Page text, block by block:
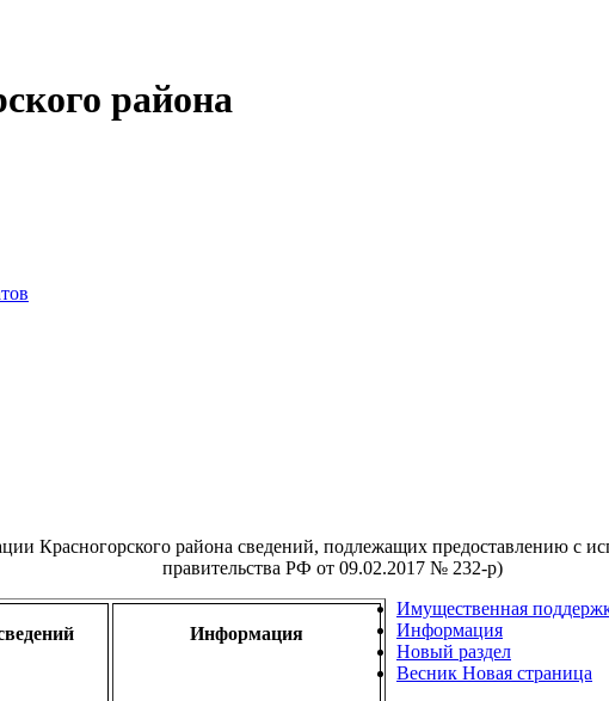
района
Красногорского района сведений, подлежащих предоставлению с
правительства РФ от 09.02.2017 № 232-р)
Информация
Имущественная
Информация
Новый раздел
Весник Новая страница